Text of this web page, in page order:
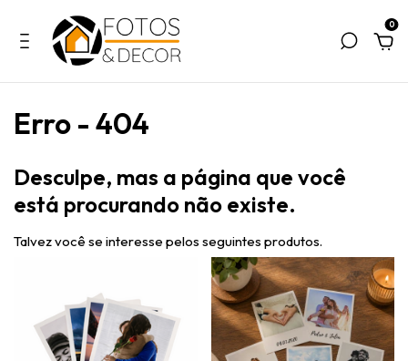
0
Erro - 404
Desculpe, mas a página que você
está procurando não existe.
Talvez você se interesse pelos seguintes produtos.